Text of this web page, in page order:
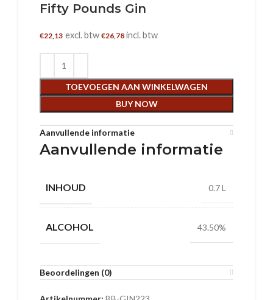
Fifty Pounds Gin
€22,13 excl. btw €26,78 incl. btw
TOEVOEGEN AAN WINKELWAGEN
BUY NOW
Aanvullende informatie
Aanvullende informatie
INHOUD 0.7 L
ALCOHOL 43.50%
Beoordelingen (0)